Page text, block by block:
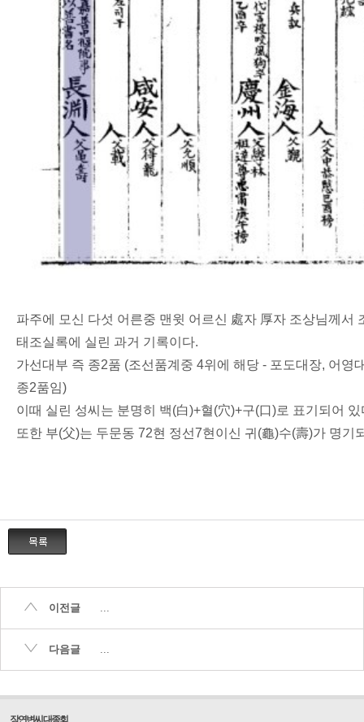
파주에 모신 다섯 어른중 맨윗 어르신 處자 厚자 조상님께서
태조실록에 실린 과거 기록이다.
가선대부 즉 종2품 (조선품계중 4위에 해당 - 포도대장, 어영
종2품임)
이때 실린 성씨는 분명히 백(白)+혈(穴)+구(口)로 표기되어 있
또한 부(父)는 두문동 72현 정선7현이신 귀(龜)수(壽)가 명기
이전글 ...
다음글 ...
장연변씨 대종회